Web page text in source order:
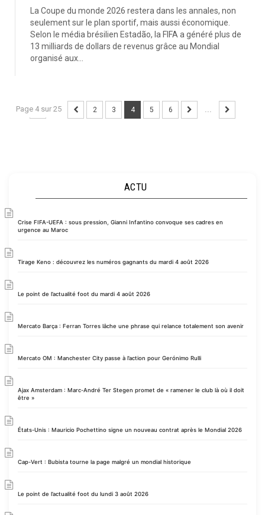
La Coupe du monde 2026 restera dans les annales, non
seulement sur le plan sportif, mais aussi économique.
Selon le média brésilien Estadão, la FIFA a généré plus de
13 milliards de dollars de revenus grâce au Mondial
organisé aux...
Page 4 sur 25
... 2 3 4 5 6 ...
ACTU
Crise FIFA-UEFA : sous pression, Gianni Infantino convoque ses cadres en
urgence au Maroc
Tirage Keno : découvrez les numéros gagnants du mardi 4 août 2026
Le point de l’actualité foot du mardi 4 août 2026
Mercato Barça : Ferran Torres lâche une phrase qui relance totalement son avenir
Mercato OM : Manchester City passe à l’action pour Gerónimo Rulli
Ajax Amsterdam : Marc-André Ter Stegen promet de « ramener le club là où il doit
être »
États-Unis : Mauricio Pochettino signe un nouveau contrat après le Mondial 2026
Cap-Vert : Bubista tourne la page malgré un mondial historique
Le point de l’actualité foot du lundi 3 août 2026